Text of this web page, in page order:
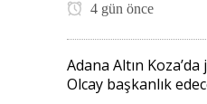
4 gün önce
Adana Altın
Olcay başkanlık